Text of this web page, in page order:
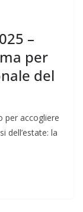
–
per
del
per accogliere
dell’estate: la